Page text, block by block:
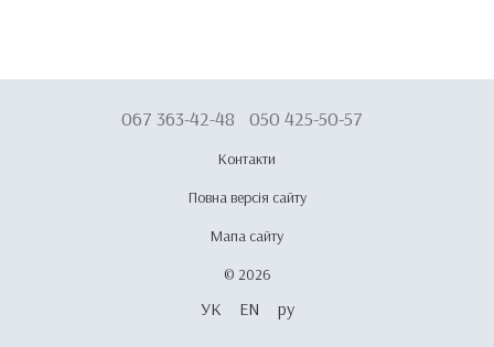
067 363-42-48 050 425-50-57
Контакти
Повна версія сайту
Мапа сайту
© 2026
УК EN ру